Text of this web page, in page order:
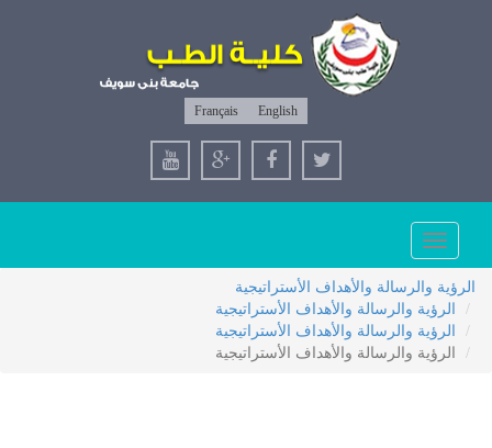
English
Français
Toggle
navigation
الرؤية والرسالة والأهداف الأستراتيجية
الرؤية والرسالة والأهداف الأستراتيجية
الرؤية والرسالة والأهداف الأستراتيجية
الرؤية والرسالة والأهداف الأستراتيجية